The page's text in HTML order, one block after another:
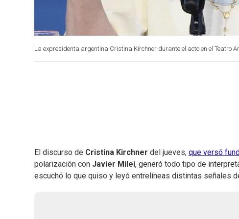
La expresidenta argentina Cristina Kirchner durante el acto en el Teatro
El discurso de Cristina Kirchner del jueves, que versó
polarización con Javier Milei, generó todo tipo de
escuchó lo que quiso y leyó entrelíneas distintas señales